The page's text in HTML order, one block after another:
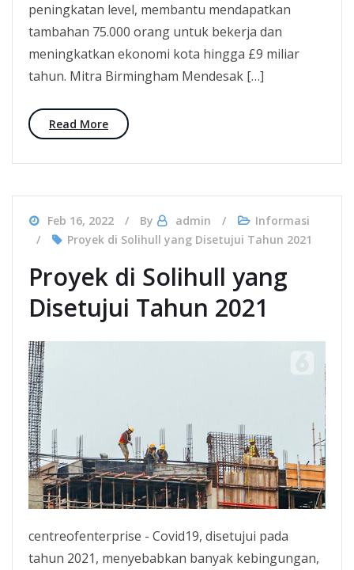
peningkatan level, membantu mendapatkan
tambahan 75.000 orang untuk bekerja dan
meningkatkan ekonomi kota hingga £9 miliar
tahun. Mitra Birmingham Mendesak […]
Read More
Feb 16, 2022 By admin
Informasi
Proyek di Solihull yang Disetujui Tahun 2021
Proyek di Solihull yang
Disetujui Tahun 2021
centreofenterprise - Covid19, disetujui pada
tahun 2021, menyebabkan banyak kebingungan,